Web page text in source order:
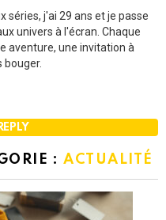
séries, j'ai 29 ans et je passe
univers à l'écran. Chaque
aventure, une invitation à
bouger.
: ACTUALITÉ